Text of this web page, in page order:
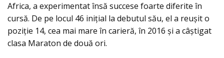
Africa, a experimentat însă succese foarte diferite în
cursă. De pe locul 46 inițial la debutul său, el a reușit o
poziție 14, cea mai mare în carieră, în 2016 și a câștigat
clasa Maraton de două ori.